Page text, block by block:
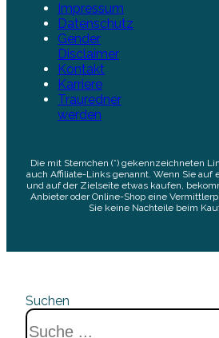
Impressum
Datenschutz
Gender
Disclaimer
Kontakt
Karriere
Trauredner
werden
Die mit Sternchen (*) gekennzeichneten
auch Affiliate-Links genannt. Wenn Sie auf
und auf der Zielseite etwas kaufen,
Anbieter oder Online-Shop eine
Sie keine Nachteile beim
Suchen